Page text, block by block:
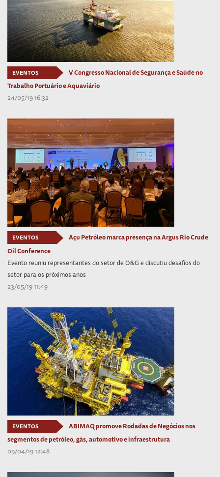
EVENTOS
V Congresso Nacional de Segurança e Saúde no
Trabalho Portuário e Aquaviário
24/05/19 16:32
EVENTOS
Açu Petróleo marca presença na Argus Rio Crude
Oil Conference
Evento reuniu representantes do setor de O&G e discutiu desafios do
setor para os próximos anos
23/05/19 11:49
EVENTOS
ABIMAQ promove Rodadas de Negócios nos
segmentos de petróleo, gás, automotivo e infraestrutura
09/04/19 12:48